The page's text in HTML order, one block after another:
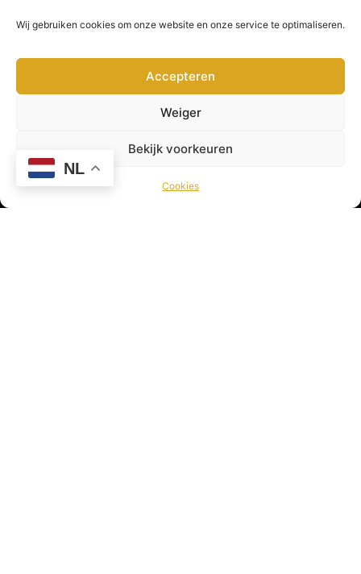
Wij gebruiken cookies om onze website en onze service te optimaliseren.
Accepteren
Weiger
Bekijk voorkeuren
Cookies
Disclaimer
NL